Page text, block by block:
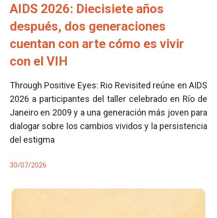
AIDS 2026: Diecisiete años
después, dos generaciones
cuentan con arte cómo es vivir
con el VIH
Through Positive Eyes: Rio Revisited reúne en AIDS
2026 a participantes del taller celebrado en Río de
Janeiro en 2009 y a una generación más joven para
dialogar sobre los cambios vividos y la persistencia
del estigma
30/07/2026